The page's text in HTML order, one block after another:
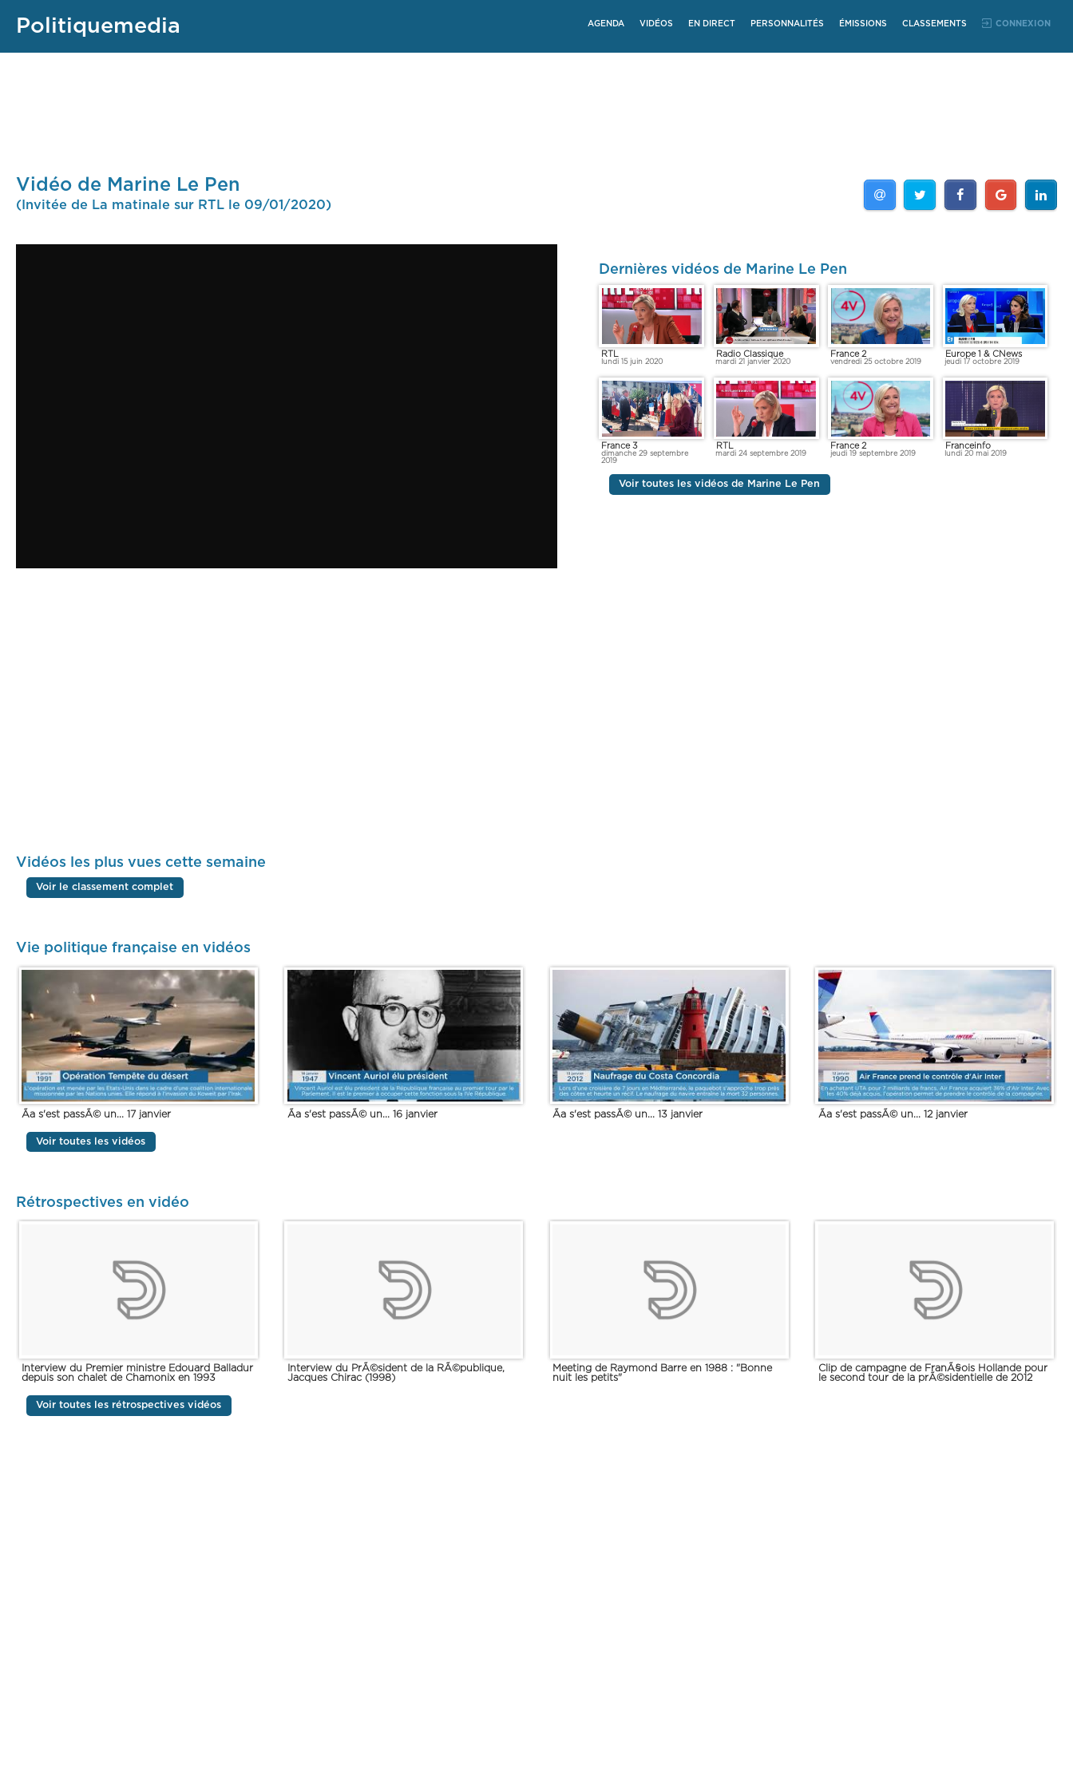
Politiquemedia AGENDA VIDÉOS EN DIRECT PERSONNALITÉS ÉMISSIONS CLASSEMENTS CONNEXION
Vidéo de Marine Le Pen
(Invitée de La matinale sur RTL le 09/01/2020)
Dernières vidéos de Marine Le Pen
RTL
lundi 15 juin 2020
Radio Classique
mardi 21 janvier 2020
France 2
vendredi 25 octobre 2019
Europe 1 & CNews
jeudi 17 octobre 2019
France 3
dimanche 29 septembre
2019
RTL
mardi 24 septembre 2019
France 2
jeudi 19 septembre 2019
Franceinfo
lundi 20 mai 2019
Voir toutes les vidéos de Marine Le Pen
Vidéos les plus vues cette semaine
Voir le classement complet
Vie politique française en vidéos
Ãa s'est passÃ© un... 17 janvier Ãa s'est passÃ© un... 16 janvier Ãa s'est passÃ© un... 13 janvier Ãa s'est passÃ© un... 12 janvier
Voir toutes les vidéos
Rétrospectives en vidéo
Interview du Premier ministre Edouard Balladur
depuis son chalet de Chamonix en 1993
Interview du PrÃ©sident de la RÃ©publique,
Jacques Chirac (1998)
Meeting de Raymond Barre en 1988 : "Bonne
nuit les petits"
Clip de campagne de FranÃ§ois Hollande pour
le second tour de la prÃ©sidentielle de 2012
Voir toutes les rétrospectives vidéos